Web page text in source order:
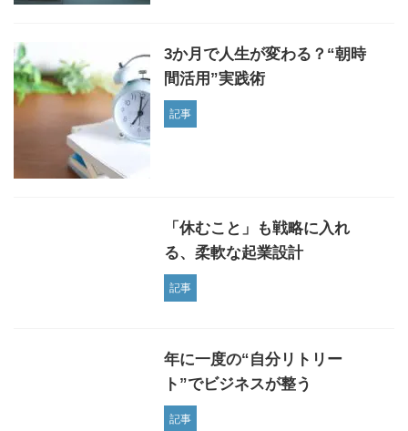
3か月で人生が変わる？“朝時
間活用”実践術
記事
「休むこと」も戦略に入れ
る、柔軟な起業設計
記事
年に一度の“自分リトリー
ト”でビジネスが整う
記事